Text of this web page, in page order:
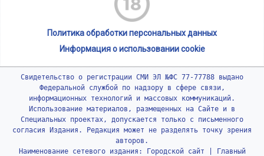
Политика обработки персональных данных
Информация о использовании cookie
Свидетельство о регистрации СМИ ЭЛ №ФС 77-77788 выдано
Федеральной службой по надзору в сфере связи,
информационных технологий и массовых коммуникаций.
Использование материалов, размещенных на Сайте и в
Специальных проектах, допускается только с письменного
согласия Издания. Редакция может не разделять точку зрения
авторов.
Наименование сетевого издания: Городской сайт | Главный